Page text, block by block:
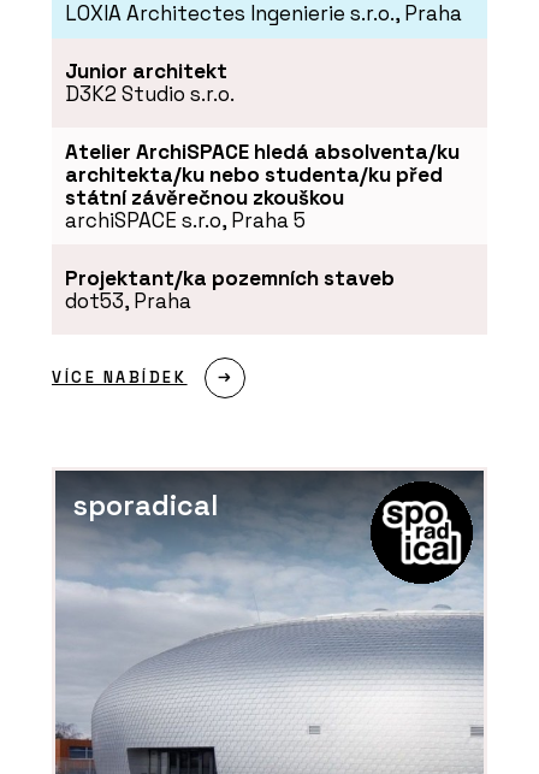
Veřejné stavby - Chytré základy
SLUŽBY
LOXIA Architectes Ingenierie s.r.o., Praha
Junior architekt
D3K2 Studio s.r.o.
Atelier ArchiSPACE hledá absolventa/ku
architekta/ku nebo studenta/ku před
státní závěrečnou zkouškou
archiSPACE s.r.o, Praha 5
Projektant/ka pozemních staveb
dot53, Praha
VÍCE NABÍDEK
sporadical